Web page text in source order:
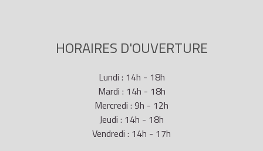
HORAIRES D'OUVERTURE
Lundi : 14h - 18h
Mardi : 14h - 18h
Mercredi : 9h - 12h
Jeudi : 14h - 18h
Vendredi : 14h - 17h